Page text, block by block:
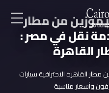
من مطار
نقل في مصر :
القاهرة
القاهرة الاحترافية سيارات
وأسعار مناسبة